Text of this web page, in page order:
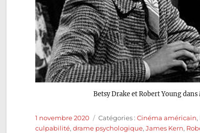
Betsy Drake et Robert Young dans
Publié
le
1 novembre 2020 Catégories
Catégories :Cinéma américain,
culpabilité,drame psychologique,James Kern,